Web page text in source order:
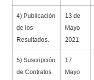
4) Publicación
de los
Resultados.
13 de
Mayo
2021
5) Suscripción
de Contratos
17
Mayo